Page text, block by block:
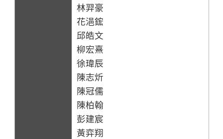
林羿豪
花浥鋐
邱皓文
柳宏熹
徐瑋辰
陳志炘
陳冠儒
陳柏翰
彭建宸
黃弈翔